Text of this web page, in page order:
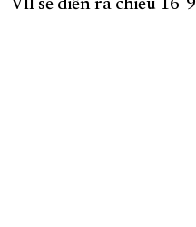
VII sẽ diễn ra chiều 16-9